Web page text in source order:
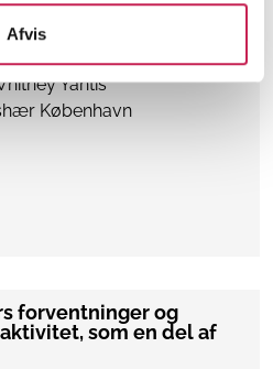
Afvis
Yantis
København
forventninger og
som en del af